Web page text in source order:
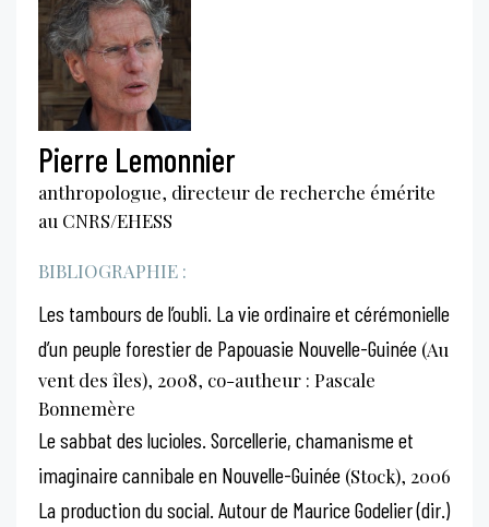
Pierre Lemonnier
anthropologue, directeur de recherche émérite
au CNRS/EHESS
BIBLIOGRAPHIE :
Les tambours de l’oubli. La vie ordinaire et cérémonielle
d’un peuple forestier de Papouasie Nouvelle-Guinée (Au
vent des îles), 2008, co-autheur : Pascale
Bonnemère
Le sabbat des lucioles. Sorcellerie, chamanisme et
imaginaire cannibale en Nouvelle-Guinée (Stock), 2006
La production du social. Autour de Maurice Godelier (dir.)